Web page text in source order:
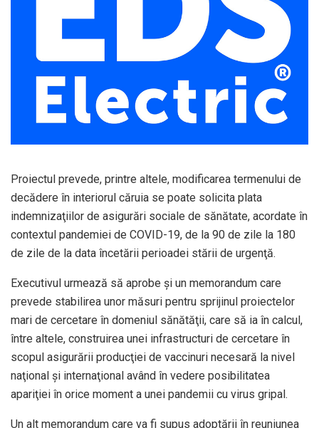
Proiectul prevede, printre altele, modificarea termenului de
decădere în interiorul căruia se poate solicita plata
indemnizaţiilor de asigurări sociale de sănătate, acordate în
contextul pandemiei de COVID-19, de la 90 de zile la 180
de zile de la data încetării perioadei stării de urgenţă.
Executivul urmează să aprobe şi un memorandum care
prevede stabilirea unor măsuri pentru sprijinul proiectelor
mari de cercetare în domeniul sănătăţii, care să ia în calcul,
între altele, construirea unei infrastructuri de cercetare în
scopul asigurării producţiei de vaccinuri necesară la nivel
naţional şi internaţional având în vedere posibilitatea
apariţiei în orice moment a unei pandemii cu virus gripal.
Un alt memorandum care va fi supus adoptării în reuniunea